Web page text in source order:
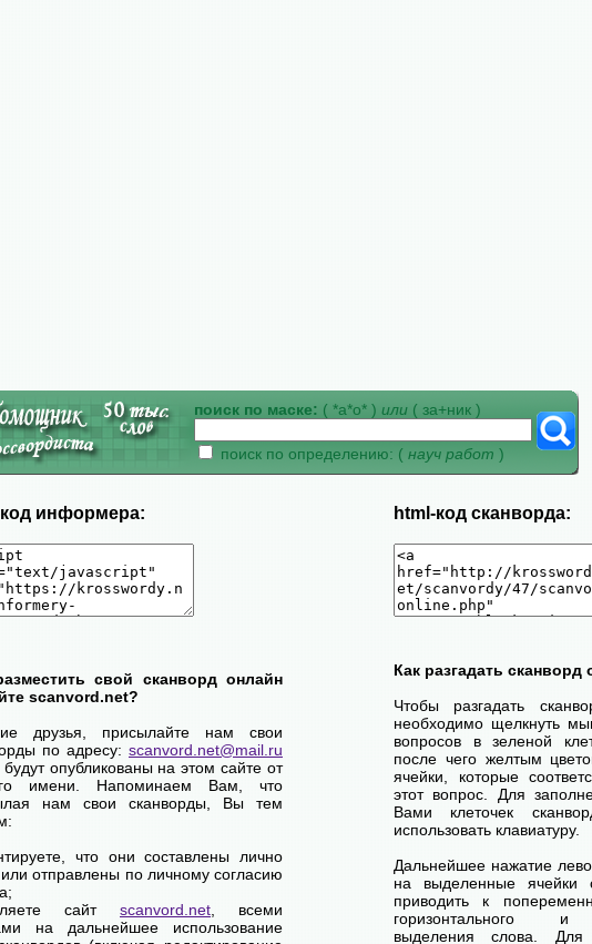
поиск по маске: ( *а*о* ) или ( за+ник )
поиск по определению: ( науч работ )
код информера: html-код сканворда:
свой сканворд онлайн
scanvord.net?
друзья, присылайте нам свои
по адресу: scanvord.net@mail.ru
опубликованы на этом сайте от
имени. Напоминаем Вам, что
нам свои сканворды, Вы тем
что они составлены лично
отправлены по личному согласию
сайт scanvord.net , всеми
на дальнейшее использование
Как разгадать сканворд
Чтобы разгадать
необходимо щелкнуть
вопросов в зеленой
после чего желтым
ячейки, которые
этот вопрос. Для
Вами клеточек
использовать клавиатуру.
Дальнейшее нажатие
на выделенные ячейки
приводить к
горизонтального и
выделения слова. Для